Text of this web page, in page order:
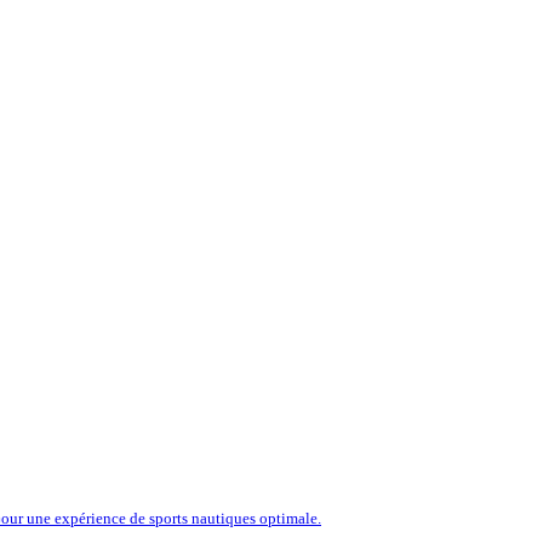
une expérience de sports nautiques optimale.